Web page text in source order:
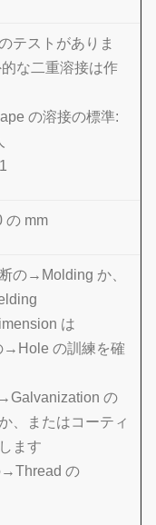
テストがありま
な二重溶接は作
の溶接の標準:
の mm
の→Molding か、
は
の訓練を確
の
、またはコーティ
ます
の